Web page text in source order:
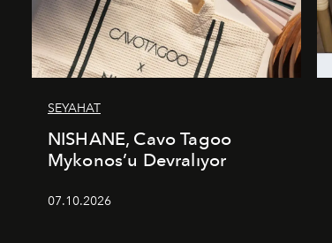
SEYAHAT
NISHANE, Cavo Tagoo
Mykonos’u Devralıyor
07.10.2026